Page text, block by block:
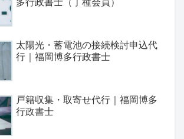
太陽光・蓄電池の接続検討申込代
行｜福岡博多行政書士
戸籍収集・取寄せ代行｜福岡博多
行政書士